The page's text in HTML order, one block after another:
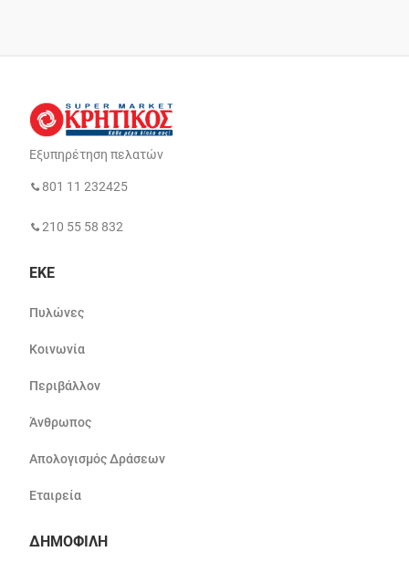
Εξυπηρέτηση πελατών
801 11 232425
210 55 58 832
ΕΚΕ
Πυλώνες
Κοινωνία
Περιβάλλον
Άνθρωπος
Απολογισμός Δράσεων
Εταιρεία
ΔΗΜΟΦΙΛΗ